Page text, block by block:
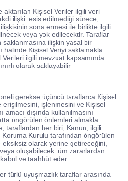
aktarılan Kişisel Veriler ilgili veri
ilişki tesis edilmediği sürece,
sona ermesi ile birlikte ilgili
veya yok edilecektir. Taraflar
ilişkin yasal bir
halinde Kişisel Veriyi saklamakla
ilgili mevzuat kapsamında
olarak saklayabilir.
gerekse üçüncü taraflarca Kişisel
erişilmesini, işlenmesini ve Kişisel
dışında kullanılmasını
öngörülen önlemleri almakla
taraflardan her biri, Kanun, ilgili
Kurulu tarafından öngörülen
olarak yerine getireceğini,
oluşabilecek tüm zararlardan
ve taahhüt eder.
türlü uyuşmazlık taraflar arasında